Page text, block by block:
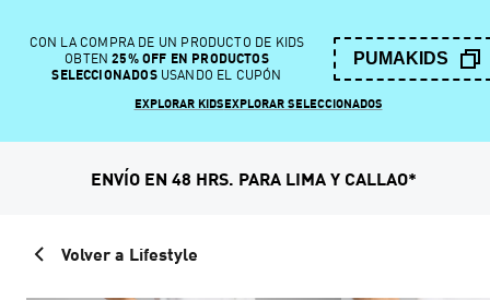
CON LA COMPRA DE UN PRODUCTO DE KIDS
OBTEN 25% OFF EN PRODUCTOS
SELECCIONADOSUSANDO EL CUPÓN
PUMAKIDS
EXPLORAR KIDSEXPLORAR SELECCIONADOS
ENVÍO EN 48 HRS. PARA LIMA Y CALLAO*
Volver a Lifestyle